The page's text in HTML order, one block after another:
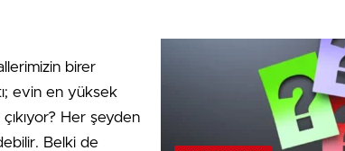
birer
evin en yüksek
çıkıyor? Her şeyden
Belki de